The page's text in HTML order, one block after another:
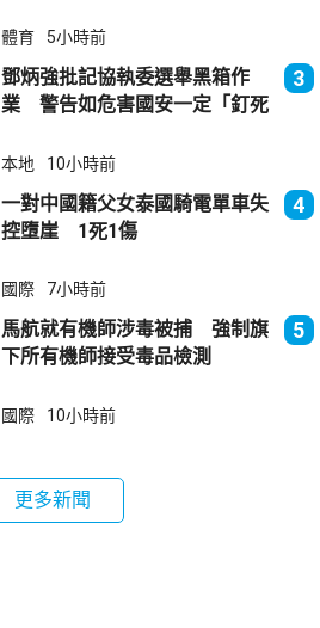
體育 5小時前
鄧炳強批記協執委選舉黑箱作
業 警告如危害國安一定「釘死
3
本地 10小時前
一對中國籍父女泰國騎電單車失
控墮崖 1死1傷
4
國際 7小時前
馬航就有機師涉毒被捕 強制旗
下所有機師接受毒品檢測
5
國際 10小時前
更多新聞